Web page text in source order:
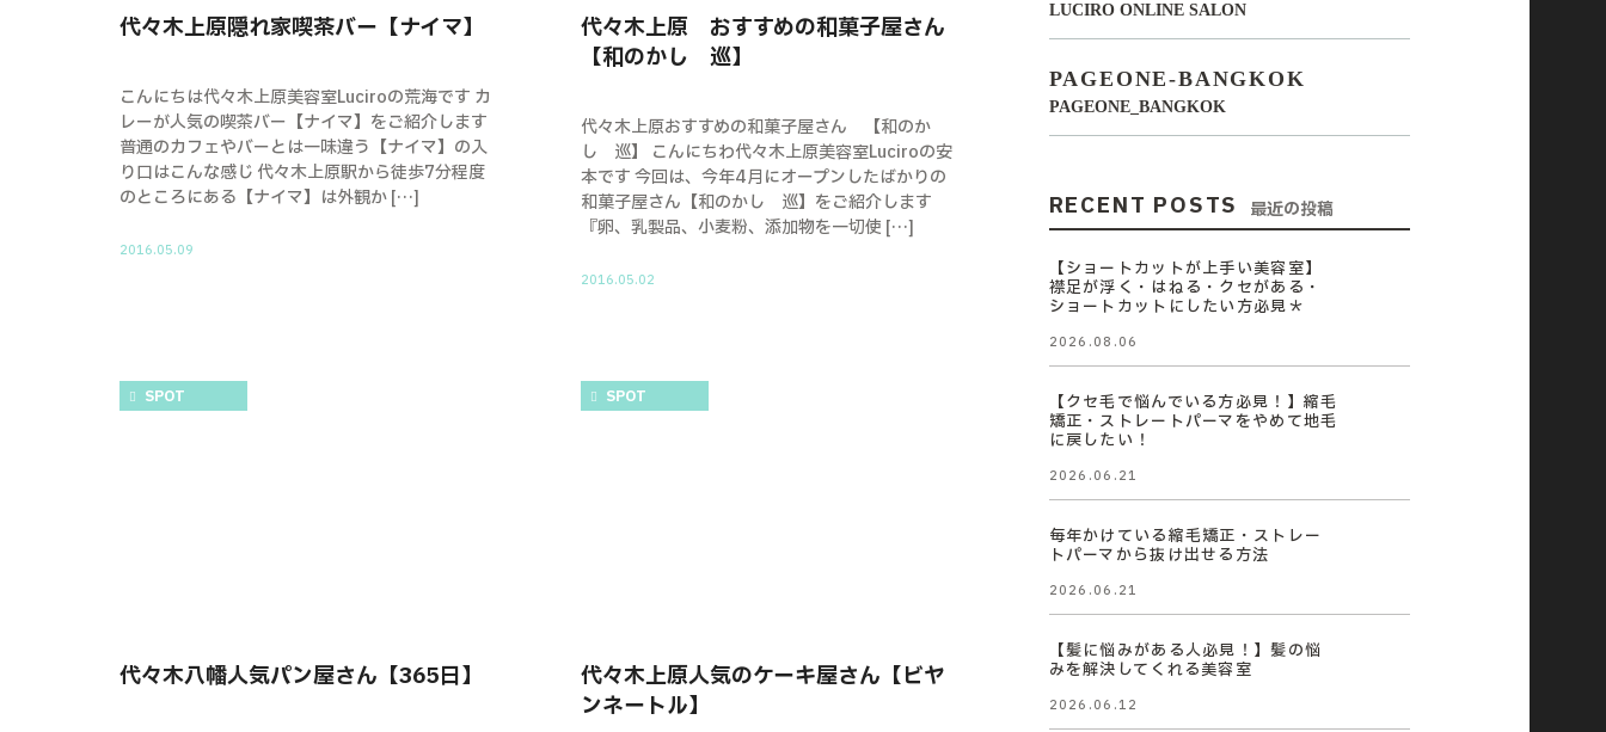
代々木上原隠れ家喫茶バー【ナイマ】
こんにちは代々木上原美容室Luciroの荒海です カ
レーが人気の喫茶バー【ナイマ】をご紹介します
普通のカフェやバーとは一味違う【ナイマ】の入
り口はこんな感じ 代々木上原駅から徒歩7分程度
のところにある【ナイマ】は外観か […]
2016.05.09
代々木上原 おすすめの和菓子屋さん
【和のかし 巡】
代々木上原おすすめの和菓子屋さん 【和のか
し 巡】 こんにちわ代々木上原美容室Luciroの安
本です 今回は、今年4月にオープンしたばかりの
和菓子屋さん【和のかし 巡】をご紹介します
『卵、乳製品、小麦粉、添加物を一切使 […]
2016.05.02
SPOT
代々木八幡人気パン屋さん【365日】
SPOT
代々木上原人気のケーキ屋さん【ビヤ
ンネートル】
LUCIRO ONLINE SALON
PAGEONE-BANGKOK
PAGEONE_BANGKOK
RECENT POSTS 最近の投稿
【ショートカットが上手い美容室】
襟足が浮く・はねる・クセがある・
ショートカットにしたい方必見＊
2026.08.06
【クセ毛で悩んでいる方必見！】縮毛
矯正・ストレートパーマをやめて地毛
に戻したい！
2026.06.21
毎年かけている縮毛矯正・ストレー
トパーマから抜け出せる方法
2026.06.21
【髪に悩みがある人必見！】髪の悩
みを解決してくれる美容室
2026.06.12